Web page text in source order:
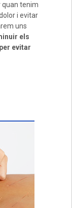
quan tenim
i evitar
uns
els
evitar